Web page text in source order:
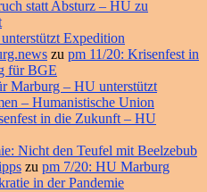
statt Absturz – HU zu
Expedition
zu pm 11/20: Krisenfest in
für BGE
Marburg – HU unterstützt
– Humanistische Union
in die Zukunft – HU
Nicht den Teufel mit Beelzebub
zu pm 7/20: HU Marburg
in der Pandemie